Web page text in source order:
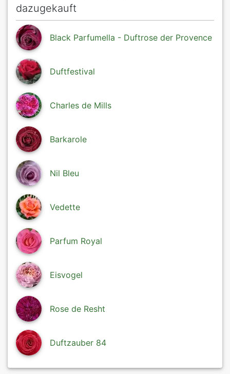
dazugekauft
Black Parfumella - Duftrose der Provence
Duftfestival
Charles de Mills
Barkarole
Nil Bleu
Vedette
Parfum Royal
Eisvogel
Rose de Resht
Duftzauber 84